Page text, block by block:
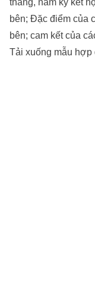
bên; Đặc điểm của
bên; cam kết của
Tải xuống mẫu hợp